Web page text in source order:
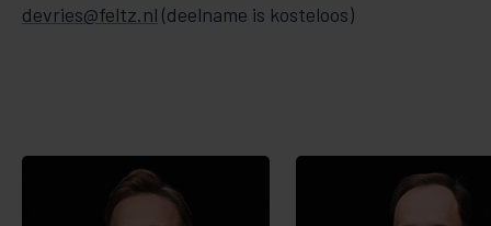
devries@feltz.nl (deelname is kosteloos)